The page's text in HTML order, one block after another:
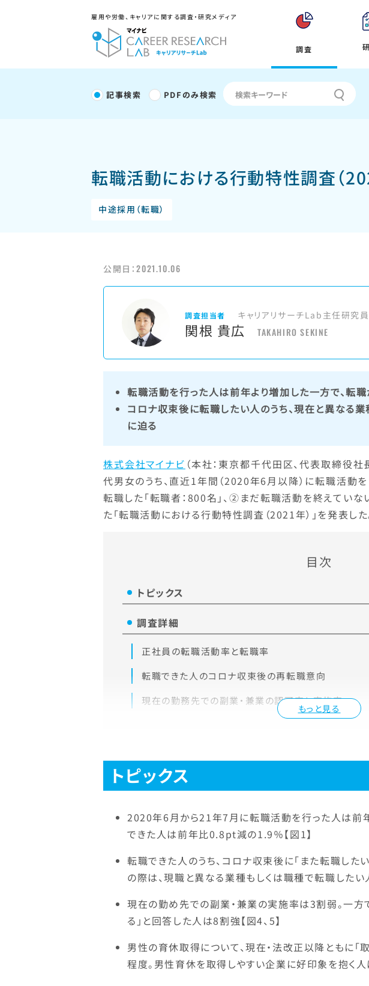
雇用や労働、キャリアに関する調査・研究メディア
調査
記事検索 PDFのみ検索
転職活動における行動特性調査（
中途採用（転職）
公開日：2021.10.06
調査担当者 キャリアリサーチLab主任研究員
関根 貴広 TAKAHIRO SEKINE
転職活動を行った人は前年より増加した一方で、転
コロナ収束後に転職したい人のうち、現在と異なる
に迫る
株式会社マイナビ （本社：東京都千代田区、代表取締役
代男女のうち、直近1年間（2020年6月以降）に転職活動
転職した「転職者：800名」、②まだ転職活動を終えていな
た「転職活動における行動特性調査（2021年）」を発表した
目次
もっと見る
トピックス
調査詳細
正社員の転職活動率と転職率
転職できた人のコロナ収束後の再転職意向
現在の勤務先での副業・兼業の認可率と実施率
トピックス
2020年6月から21年7月に転職活動を行った人は
できた人は前年比0.8pt減の1.9％【図1】
転職できた人のうち、コロナ収束後に「また転職した
の際は、現職と異なる業種もしくは職種で転職したい
現在の勤め先での副業・兼業の実施率は3割弱。一方
る」と回答した人は8割強【図4、5】
男性の育休取得について、現在・法改正以降ともに「
程度。男性育休を取得しやすい企業に好印象を抱く人